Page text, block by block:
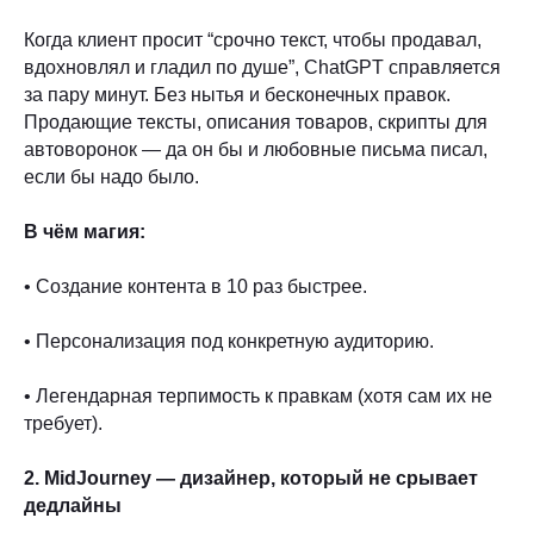
Когда клиент просит “срочно текст, чтобы продавал,
вдохновлял и гладил по душе”, ChatGPT справляется
за пару минут. Без нытья и бесконечных правок.
Продающие тексты, описания товаров, скрипты для
автоворонок — да он бы и любовные письма писал,
если бы надо было.
В чём магия:
• Создание контента в 10 раз быстрее.
• Персонализация под конкретную аудиторию.
• Легендарная терпимость к правкам (хотя сам их не
требует).
2. MidJourney — дизайнер, который не срывает
дедлайны